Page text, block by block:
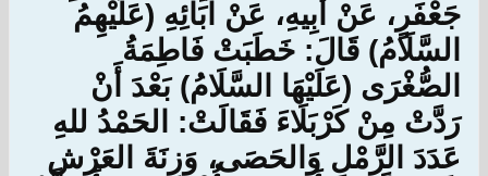
جَعْفَرٍ، عَنْ أَبِيهِ، عَنْ آبَائِهِ (عَلَيْهِمُ
السَّلَامُ) قَالَ: خَطَبَتْ فَاطِمَةُ
الصُّغْرَى (عَلَيْهَا السَّلَامُ) بَعْدَ أَنْ
رَدَّتْ مِنْ كَرْبَلَاءَ فَقَالَتْ: الحَمْدُ للهِ
عَدَدَ الرَّمْلِ وَالحَصَى، وَزِنَةَ العَرْشِ